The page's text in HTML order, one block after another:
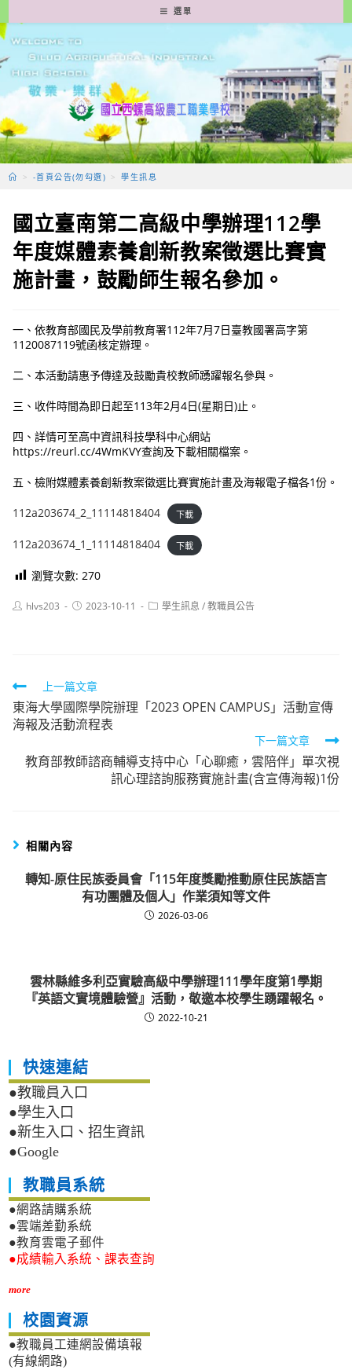
轉
至
要
容
選單
> -首頁公告(勿勾選) > 學生訊息
國立臺南第二高級中學辦理112學
年度媒體素養創新教案徵選比賽實
施計畫，鼓勵師生報名參加。
一、依教育部國民及學前教育署112年7月7日臺教國署高字第
1120087119號函核定辦理。
二、本活動請惠予傳達及鼓勵貴校教師踴躍報名參與。
三、收件時間為即日起至113年2月4日(星期日)止。
四、詳情可至高中資訊科技學科中心網站
https://reurl.cc/4WmKVY查詢及下載相關檔案。
五、檢附媒體素養創新教案徵選比賽實施計畫及海報電子檔各1份。
112a203674_2_11114818404 下載
112a203674_1_11114818404 下載
瀏覽次數: 270
Posthlvs203
Post2023-10-11
Post學生訊息 /教職員公告
Read
more
articles
上一篇文章
東海大學國際學院辦理「2023 OPEN CAMPUS」活動宣傳
海報及活動流程表
下一篇文章
教育部教師諮商輔導支持中心「心聊癒，雲陪伴」單次視
訊心理諮詢服務實施計畫(含宣傳海報)1份
相關內容
轉知-原住民族委員會「115年度獎勵推動原住民族語言
有功團體及個人」作業須知等文件
2026-03-06
雲林縣維多利亞實驗高級中學辦理111學年度第1學期
『英語文實境體驗營』活動，敬邀本校學生踴躍報名。
2022-10-21
快速連結
●教職員入口
●學生入口
●新生入口、招生資訊
●Google
教職員系統
●網路請購系統
●雲端差勤系統
●教育雲電子郵件
●成績輸入系統、課表查詢
more
校園資源
●教職員工連網設備填報
(有線網路)